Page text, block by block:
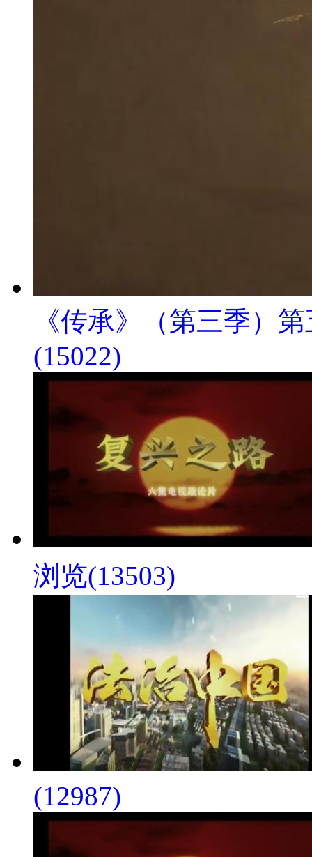
《传承》（第三季）
(15022)
浏览(13503)
(12987)